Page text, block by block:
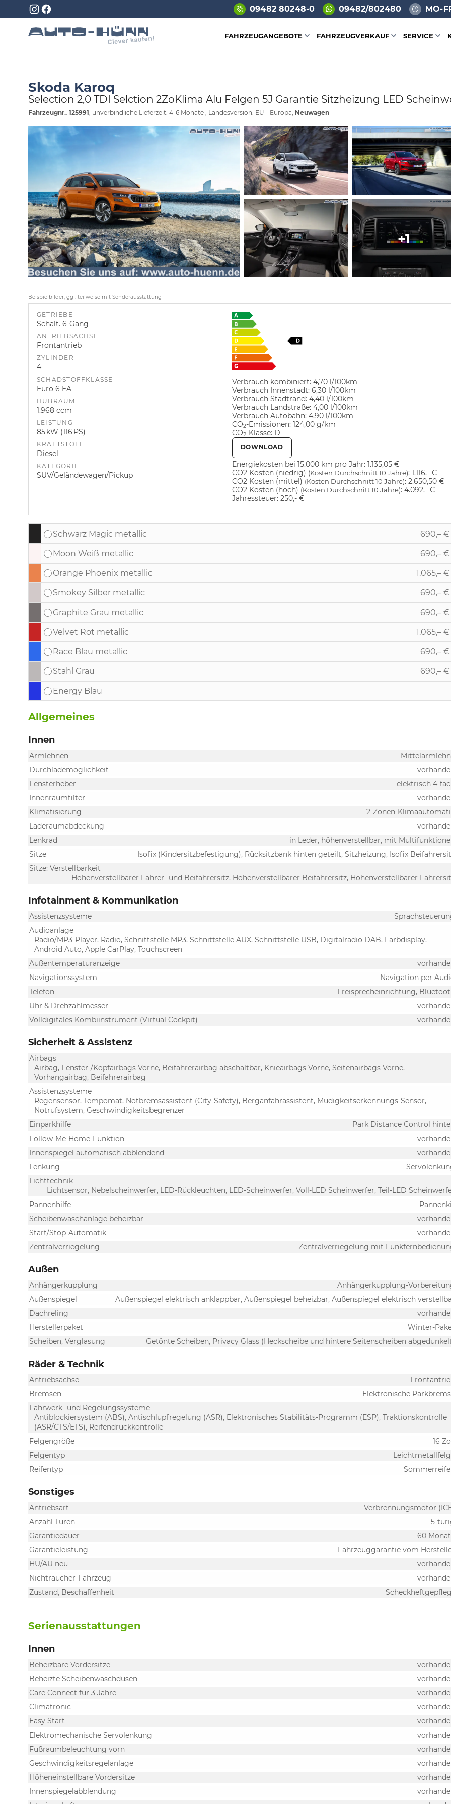
09482 80248-0 09482/802480 MO-
FAHRZEUGANGEBOTE FAHRZEUGVERKAUF SERVICE
Skoda Karoq
Selection 2,0 TDI Selction 2ZoKlima Alu Felgen 5J Garantie Sitzheizung LED
Fahrzeugnr.: 125991 , unverbindliche Lieferzeit: 4-6 Monate , Landesversion: EU - Europa, Neuwagen
+1
Beispielbilder, ggf. teilweise mit Sonderausstattung
GETRIEBE
Schalt. 6-Gang
ANTRIEBSACHSE
Frontantrieb
ZYLINDER
4
SCHADSTOFFKLASSE
Euro 6 EA
HUBRAUM
1.968 ccm
LEISTUNG
85 kW (116 PS)
KRAFTSTOFF
Diesel
KATEGORIE
SUV/Geländewagen/Pickup
Verbrauch kombiniert: 4,70 l/100km
Verbrauch Innenstadt: 6,30 l/100km
Verbrauch Stadtrand: 4,40 l/100km
Verbrauch Landstraße: 4,00 l/100km
Verbrauch Autobahn: 4,90 l/100km
CO2-Emissionen: 124,00 g/km
CO2-Klasse: D
DOWNLOAD
Energiekosten bei 15.000 km pro Jahr: 1.135,05 €
CO2 Kosten (niedrig) (Kosten Durchschnitt 10 Jahre): 1.116,- €
CO2 Kosten (mittel) (Kosten Durchschnitt 10 Jahre): 2.650,50 €
CO2 Kosten (hoch) (Kosten Durchschnitt 10 Jahre): 4.092,- €
Jahressteuer: 250,- €
Schwarz Magic metallic 690,– €
Moon Weiß metallic 690,– €
Orange Phoenix metallic 1.065,– €
Smokey Silber metallic 690,– €
Graphite Grau metallic 690,– €
Velvet Rot metallic 1.065,– €
Race Blau metallic 690,– €
Stahl Grau 690,– €
Energy Blau
Allgemeines
Innen
Armlehnen
Durchlademöglichkeit
Fensterheber
elektrisch 4-
Innenraumfilter
Klimatisierung
2-Zonen-
Laderaumabdeckung
Lenkrad
in Leder, höhenverstellbar, mit
Sitze
Isofix (Kindersitzbefestigung), Rücksitzbank hinten geteilt, Sitzheizung, Isofix
Sitze: Verstellbarkeit
Höhenverstellbarer Fahrer- und Beifahrersitz, Höhenverstellbarer Beifahrersitz, Höhenverstellbarer
Infotainment & Kommunikation
Assistenzsysteme
Audioanlage
Radio/MP3-Player, Radio, Schnittstelle MP3, Schnittstelle AUX, Schnittstelle USB, Digitalradio DAB, Farbdisplay,
Android Auto, Apple CarPlay, Touchscreen
Außentemperaturanzeige
Navigationssystem
Navigation per
Telefon
Freisprecheinrichtung,
Uhr & Drehzahlmesser
Volldigitales Kombiinstrument (Virtual Cockpit)
Sicherheit & Assistenz
Airbags
Airbag, Fenster-/Kopfairbags Vorne, Beifahrerairbag abschaltbar, Knieairbags Vorne, Seitenairbags Vorne,
Vorhangairbag, Beifahrerairbag
Assistenzsysteme
Regensensor, Tempomat, Notbremsassistent (City-Safety), Berganfahrassistent, Müdigkeitserkennungs-Sensor,
Notrufsystem, Geschwindigkeitsbegrenzer
Einparkhilfe
Park Distance Control
Follow-Me-Home-Funktion
Innenspiegel automatisch abblendend
Lenkung
Lichttechnik
Lichtsensor, Nebelscheinwerfer, LED-Rückleuchten, LED-Scheinwerfer, Voll-LED Scheinwerfer, Teil-LED
Pannenhilfe
Scheibenwaschanlage beheizbar
Start/Stop-Automatik
Zentralverriegelung
Zentralverriegelung mit
Außen
Anhängerkupplung
Anhängerkupplung-
Außenspiegel
Außenspiegel elektrisch anklappbar, Außenspiegel beheizbar, Außenspiegel elektrisch
Dachreling
Herstellerpaket
Winter-
Scheiben, Verglasung
Getönte Scheiben, Privacy Glass (Heckscheibe und hintere Seitenscheiben
Räder & Technik
Antriebsachse
Bremsen
Elektronische
Fahrwerk- und Regelungssysteme
Antiblockiersystem (ABS), Antischlupfregelung (ASR), Elektronisches Stabilitäts-Programm (ESP), Traktionskontrolle
(ASR/CTS/ETS), Reifendruckkontrolle
Felgengröße
16
Felgentyp
Reifentyp
Sonstiges
Antriebsart
Verbrennungsmotor
Anzahl Türen
5-
Garantiedauer
60
Garantieleistung
Fahrzeuggarantie vom
HU/AU neu
Nichtraucher-Fahrzeug
Zustand, Beschaffenheit
Serienausstattungen
Innen
Beheizbare Vordersitze
Beheizte Scheibenwaschdüsen
Care Connect für 3 Jahre
Climatronic
Easy Start
Elektromechanische Servolenkung
Fußraumbeleuchtung vorn
Geschwindigkeitsregelanlage
Höheneinstellbare Vordersitze
Innenspiegelabblendung